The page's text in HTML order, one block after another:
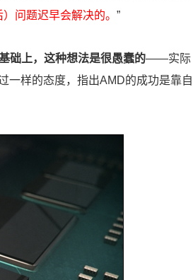
问题迟早会解决的。 ”
础上，这种想法是很愚蠢的——实际
一样的态度，指出AMD的成功是靠自